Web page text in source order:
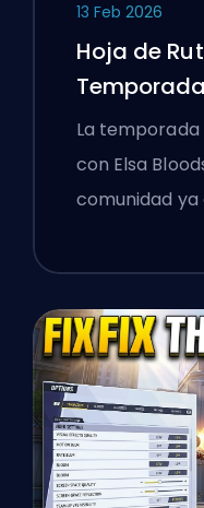
13 Feb 2026
Hoja de
White Fox y
Take
La temporada
con Elsa
comunidad